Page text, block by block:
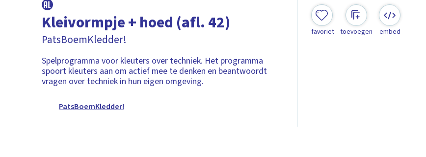
Kleivormpje + hoed (afl. 42)
PatsBoemKledder!
Spelprogramma voor kleuters over techniek. Het programma
spoort kleuters aan om actief mee te denken en beantwoordt
vragen over techniek in hun eigen omgeving.
PatsBoemKledder!
favoriet toevoegen embed